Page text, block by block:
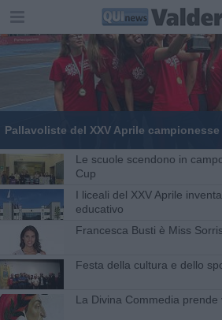
Pallavoliste del XXV Aprile
Le scuole scendono in
Cup
I liceali del XXV Aprile
educativo
Francesca Busti è Miss
Festa della cultura e dello
La Divina Commedia prende